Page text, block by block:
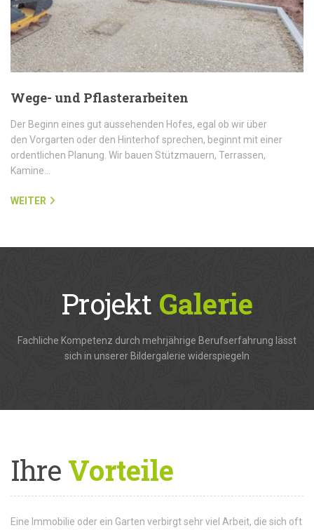
Wege- und Pflasterarbeiten
Der Beginn eines gut aussehenden Hofes, egal ob wir über
den Vorgarten oder den Hinterhof sprechen, beginnt mit einer
ordentlichen Planung. Wir bauen Stützmauern, Terrassen,
Kamine…
WEITER
Projekt Galerie
Fachliche Kompetenz durch mehrjährige Berufserfahrung lässt
sich in unserer Bildergalerie widerspiegeln
IhreVorteile
Eine Immobilie oder ein Garten verbirgt sehr viel Arbeit, die sich oft